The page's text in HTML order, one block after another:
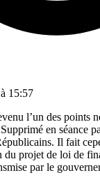
15:57
l’un des points
en séance
Il fait
du projet de loi de
par le